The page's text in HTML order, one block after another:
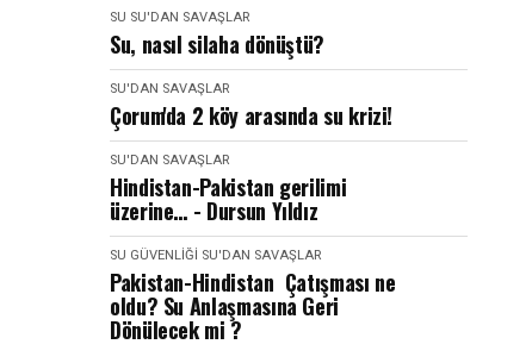
SU SU'DAN SAVAŞLAR
Su, nasıl silaha dönüştü?
SU'DAN SAVAŞLAR
Çorum'da 2 köy arasında su krizi!
SU'DAN SAVAŞLAR
Hindistan-Pakistan gerilimi
üzerine… - Dursun Yıldız
SU GÜVENLIĞI SU'DAN SAVAŞLAR
Pakistan-Hindistan Çatışması ne
oldu? Su Anlaşmasına Geri
Dönülecek mi ?